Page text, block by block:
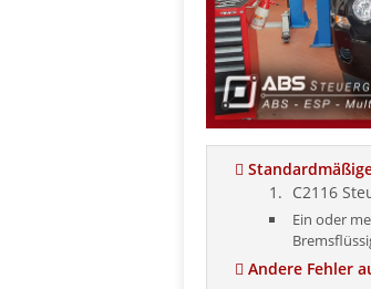
C2116
Ein oder
Andere Fehler